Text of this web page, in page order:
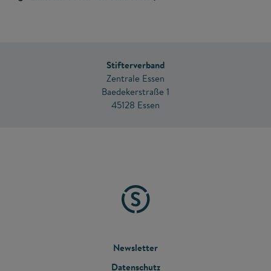
Stifterverband
Zentrale Essen
Baedekerstraße 1
45128 Essen
FOOTER
Newsletter
Datenschutz